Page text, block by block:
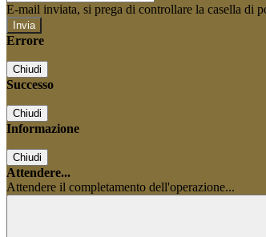
E-mail inviata, si prega di controllare la casella di
Errore
Chiudi
Successo
Chiudi
Informazione
Chiudi
Attendere...
Attendere il completamento dell'operazione...